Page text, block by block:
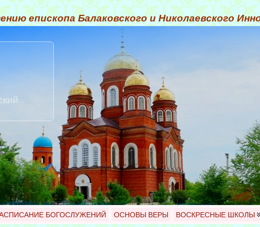
епископа Балаковского и Николаевского
БОГОСЛУЖЕНИЙ ОСНОВЫ ВЕРЫ ВОСКРЕСНЫЕ ШКОЛЫ